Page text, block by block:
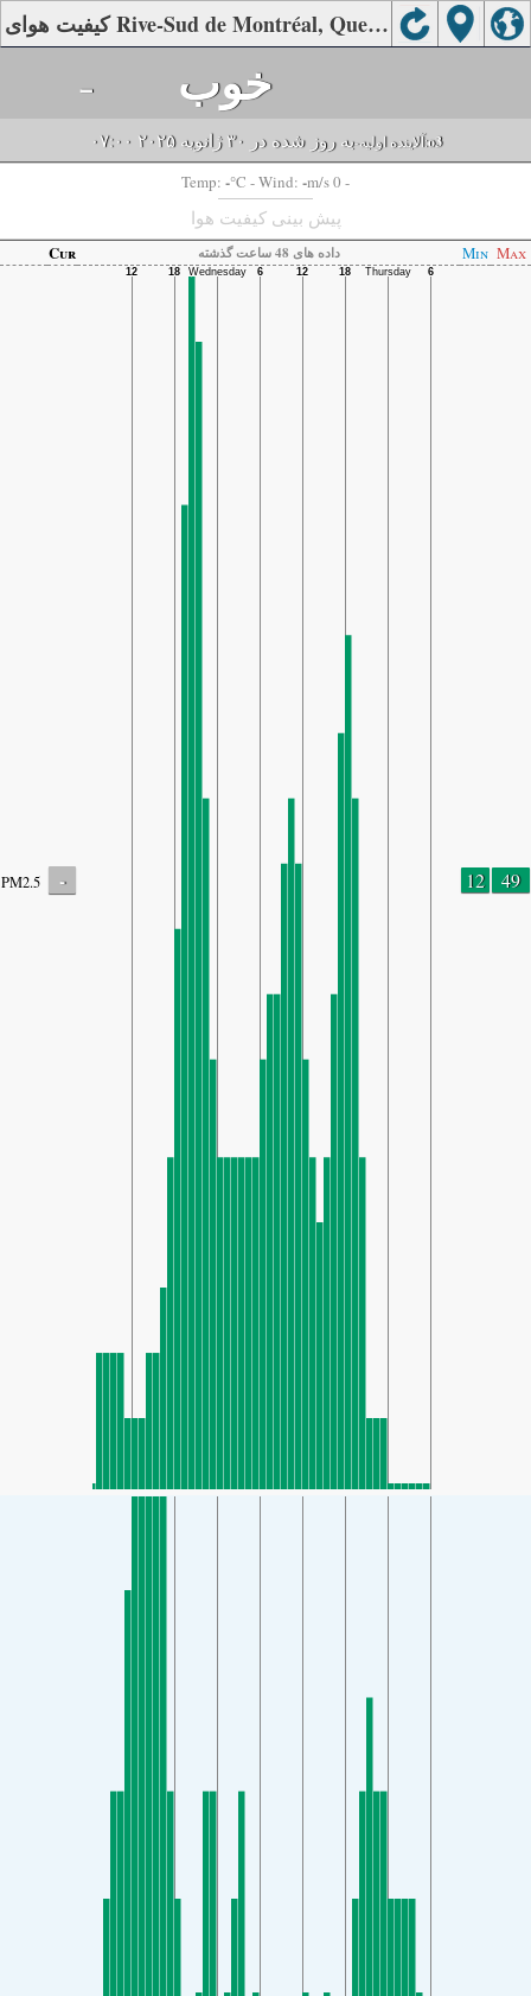
کیفیت هوای Rive-Sud de Montréal, Quebec
- خوب
به روز شده در ۳۰ ژانویه ۲۰۲۵ ۰۷:۰۰ -آلاینده اولیه:o3
Temp: -°C - Wind: -m/s 0 -
پیش بینی کیفیت هوا
Cur داده های 48 ساعت گذشته Min Max
PM2.5 - 12 49